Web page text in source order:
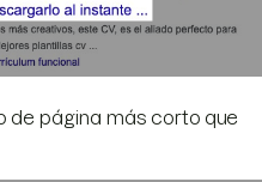
de página más corto que